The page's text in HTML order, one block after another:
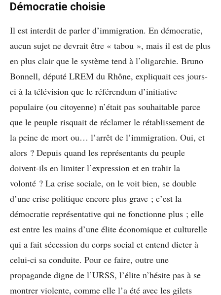
Démocratie choisie
Il est interdit de parler d’immigration. En démocratie,
aucun sujet ne devrait être « tabou », mais il est de plus
en plus clair que le système tend à l’oligarchie. Bruno
Bonnell, député LREM du Rhône, expliquait ces jours-
ci à la télévision que le référendum d’initiative
populaire (ou citoyenne) n’était pas souhaitable parce
que le peuple risquait de réclamer le rétablissement de
la peine de mort ou… l’arrêt de l’immigration. Oui, et
alors ? Depuis quand les représentants du peuple
doivent-ils en limiter l’expression et en trahir la
volonté ? La crise sociale, on le voit bien, se double
d’une crise politique encore plus grave ; c’est la
démocratie représentative qui ne fonctionne plus ; elle
est entre les mains d’une élite économique et culturelle
qui a fait sécession du corps social et entend dicter à
celui-ci sa conduite. Pour ce faire, outre une
propagande digne de l’URSS, l’élite n’hésite pas à se
montrer violente, comme elle l’a été avec les gilets